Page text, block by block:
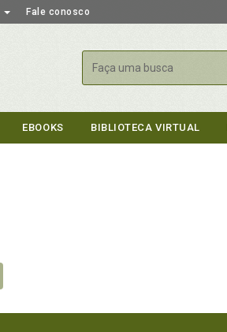
Fale conosco
Buscar
EBOOKS BIBLIOTECA VIRTUAL